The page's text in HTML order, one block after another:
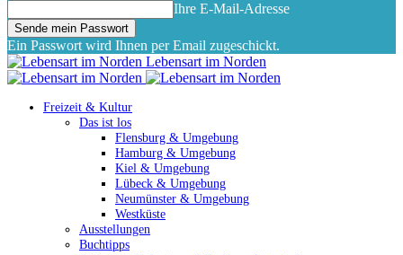
Ihre E-Mail-Adresse
Ein Passwort wird Ihnen per Email zugeschickt.
Lebensart im Norden
Freizeit & Kultur
Das ist los
Flensburg & Umgebung
Hamburg & Umgebung
Kiel & Umgebung
Lübeck & Umgebung
Neumünster & Umgebung
Westküste
Ausstellungen
Buchtipps